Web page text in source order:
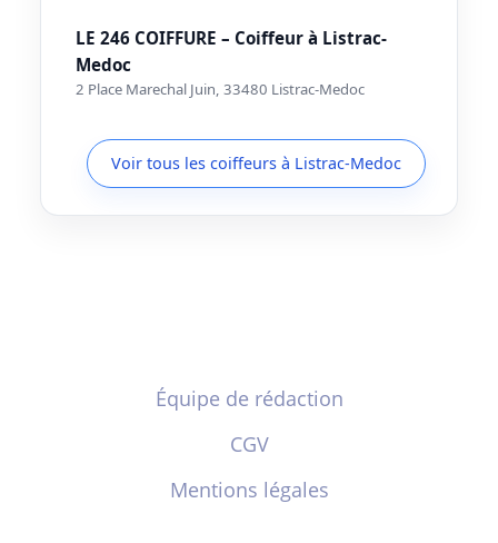
LE 246 COIFFURE – Coiffeur à Listrac-
Medoc
2 Place Marechal Juin, 33480 Listrac-Medoc
Voir tous les coiffeurs à Listrac-Medoc
Équipe de rédaction
CGV
Mentions légales